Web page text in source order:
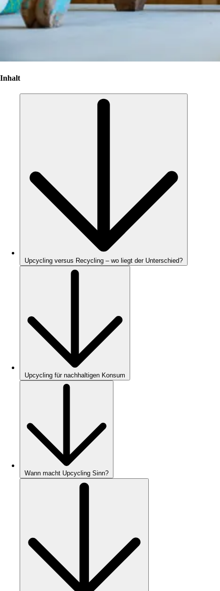
Inhalt
Upcycling versus Recycling – wo liegt der Unterschied?
Upcycling für nachhaltigen Konsum
Wann macht Upcycling Sinn?